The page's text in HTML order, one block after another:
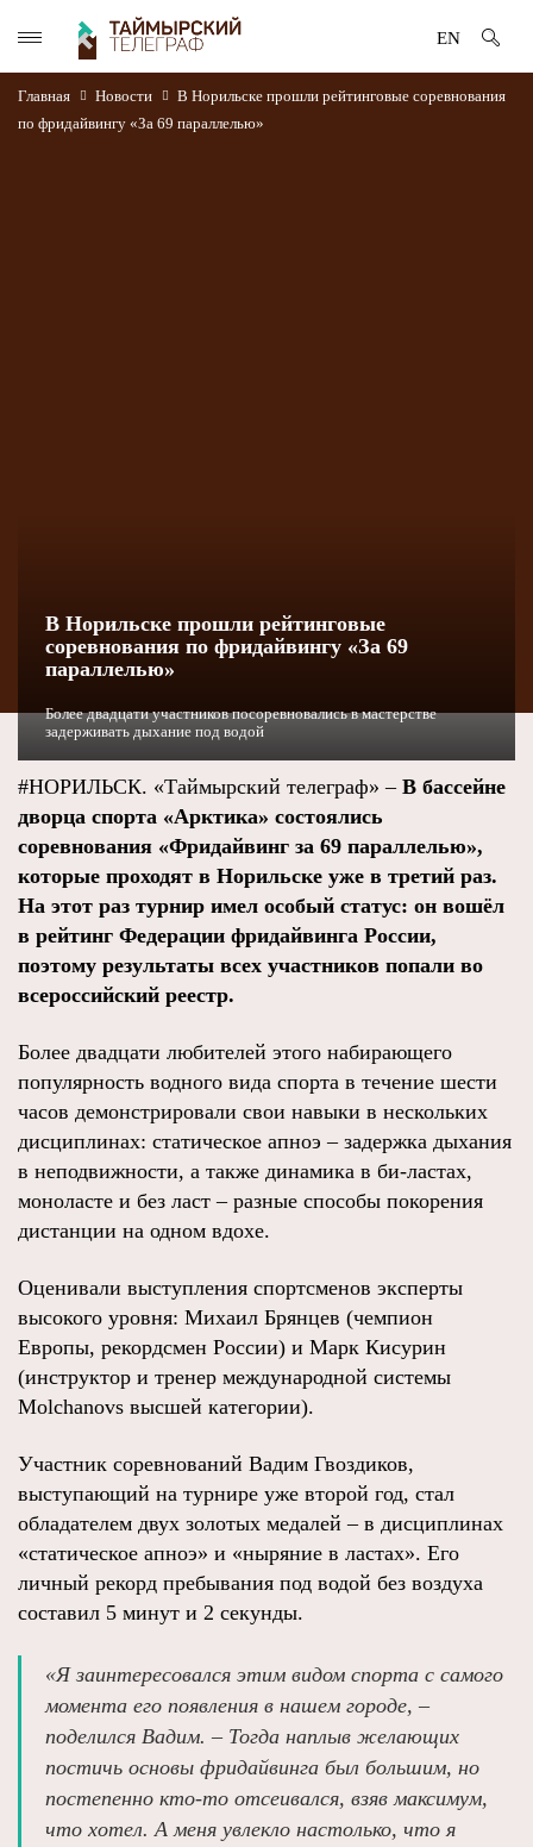
EN
Главная Новости
В Норильске прошли рейтинговые соревнования
по фридайвингу «За 69 параллелью»
В Норильске прошли рейтинговые
соревнования по фридайвингу «За 69
параллелью»
Более двадцати участников посоревновались в мастерстве
задерживать дыхание под водой
#НОРИЛЬСК. «Таймырский телеграф» – В бассейне
дворца спорта «Арктика» состоялись
соревнования «Фридайвинг за 69 параллелью»,
которые проходят в Норильске уже в третий раз.
На этот раз турнир имел особый статус: он вошёл
в рейтинг Федерации фридайвинга России,
поэтому результаты всех участников попали во
всероссийский реестр.
Более двадцати любителей этого набирающего
популярность водного вида спорта в течение шести
часов демонстрировали свои навыки в нескольких
дисциплинах: статическое апноэ – задержка дыхания
в неподвижности, а также динамика в би-ластах,
моноласте и без ласт – разные способы покорения
дистанции на одном вдохе.
Оценивали выступления спортсменов эксперты
высокого уровня: Михаил Брянцев (чемпион
Европы, рекордсмен России) и Марк Кисурин
(инструктор и тренер международной системы
Molchanovs высшей категории).
Участник соревнований Вадим Гвоздиков,
выступающий на турнире уже второй год, стал
обладателем двух золотых медалей – в дисциплинах
«статическое апноэ» и «ныряние в ластах». Его
личный рекорд пребывания под водой без воздуха
составил 5 минут и 2 секунды.
«Я заинтересовался этим видом спорта с самого
момента его появления в нашем городе, –
поделился Вадим. – Тогда наплыв желающих
постичь основы фридайвинга был большим, но
постепенно кто-то отсеивался, взяв максимум,
что хотел. А меня увлекло настолько, что я